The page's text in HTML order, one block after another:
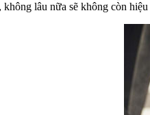
lâu nữa sẽ không còn hiệu